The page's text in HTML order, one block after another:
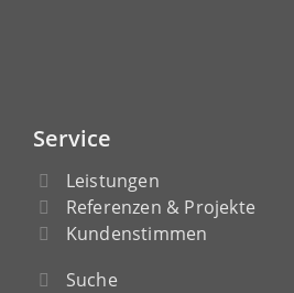
Service
Leistungen
Referenzen & Projekte
Kundenstimmen
Suche